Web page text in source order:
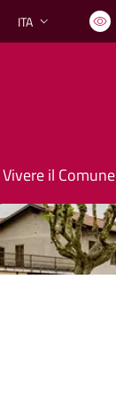
Lingua attiva:
ITA
Vivere il Comune